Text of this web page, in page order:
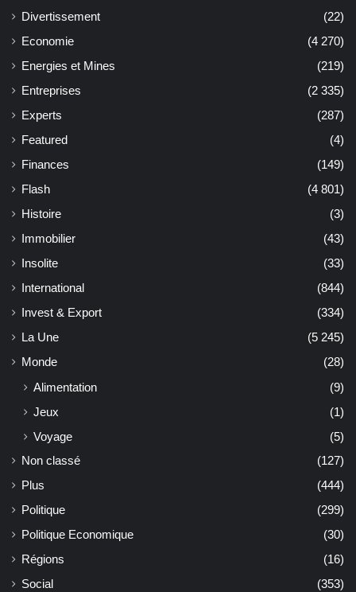
Divertissement
(22)
Economie
(4 270)
Energies et Mines
(219)
Entreprises
(2 335)
Experts
(287)
Featured
(4)
Finances
(149)
Flash
(4 801)
Histoire
(3)
Immobilier
(43)
Insolite
(33)
International
(844)
Invest & Export
(334)
La Une
(5 245)
Monde
(28)
Alimentation
(9)
Jeux
(1)
Voyage
(5)
Non classé
(127)
Plus
(444)
Politique
(299)
Politique Economique
(30)
Régions
(16)
Social
(353)